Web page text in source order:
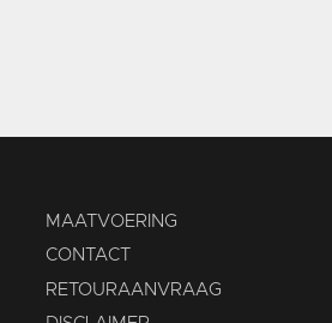
MAATVOERING
CONTACT
RETOURAANVRAAG